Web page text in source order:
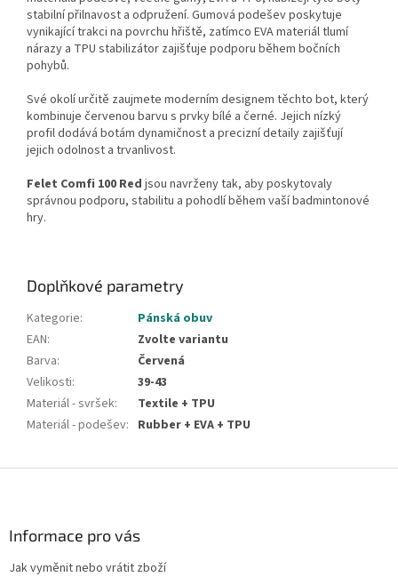
stabilní přilnavost a odpružení. Gumová podešev poskytuje
vynikající trakci na povrchu hřiště, zatímco EVA materiál tlumí
nárazy a TPU stabilizátor zajišťuje podporu během bočních
pohybů.
Své okolí určitě zaujmete moderním designem těchto bot, který
kombinuje červenou barvu s prvky bílé a černé. Jejich nízký
profil dodává botám dynamičnost a precizní detaily zajišťují
jejich odolnost a trvanlivost.
Felet Comfi 100 Red jsou navrženy tak, aby poskytovaly
správnou podporu, stabilitu a pohodlí během vaší badmintonové
hry.
Doplňkové parametry
Kategorie:
Pánská obuv
EAN:
Zvolte variantu
Barva:
Červená
Velikosti:
39-43
Materiál - svršek:
Textile + TPU
Materiál - podešev: Rubber + EVA + TPU
Informace pro vás
Jak vyměnit nebo vrátit zboží